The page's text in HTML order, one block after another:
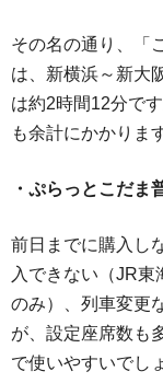
その名の通り、「
は、新横浜～新大
は約2時間12分で
も余計にかかりま
・ぷらっとこだま
前日までに購入し
入できない（JR東
のみ）、列車変更
が、設定座席数も
で使いやすいでし